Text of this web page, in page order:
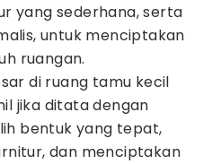
yang sederhana, serta
untuk menciptakan
ruangan.
di ruang tamu kecil
jika ditata dengan
bentuk yang tepat,
dan menciptakan